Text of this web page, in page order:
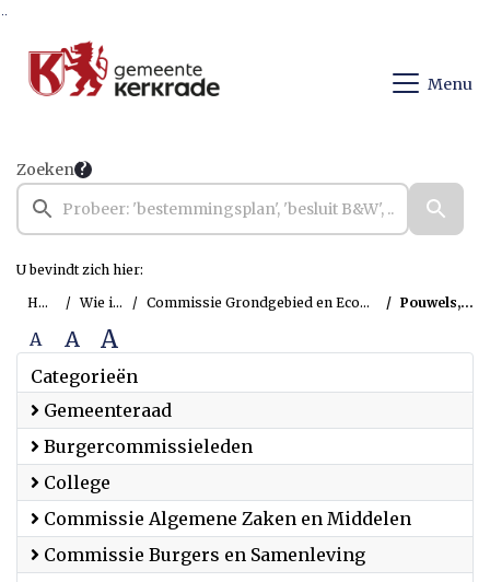
Menu
Zoeken
U bevindt zich hier:
Home
Wie is wie Commissie Grondgebied en Economische Zaken Pouwels, Danny
A A A
Categorieën
Gemeenteraad
Burgercommissieleden
College
Commissie Algemene Zaken en Middelen
Commissie Burgers en Samenleving